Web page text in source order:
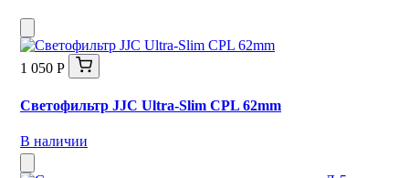
1 050 Р
Светофильтр JJC Ultra-Slim CPL 62mm
В наличии